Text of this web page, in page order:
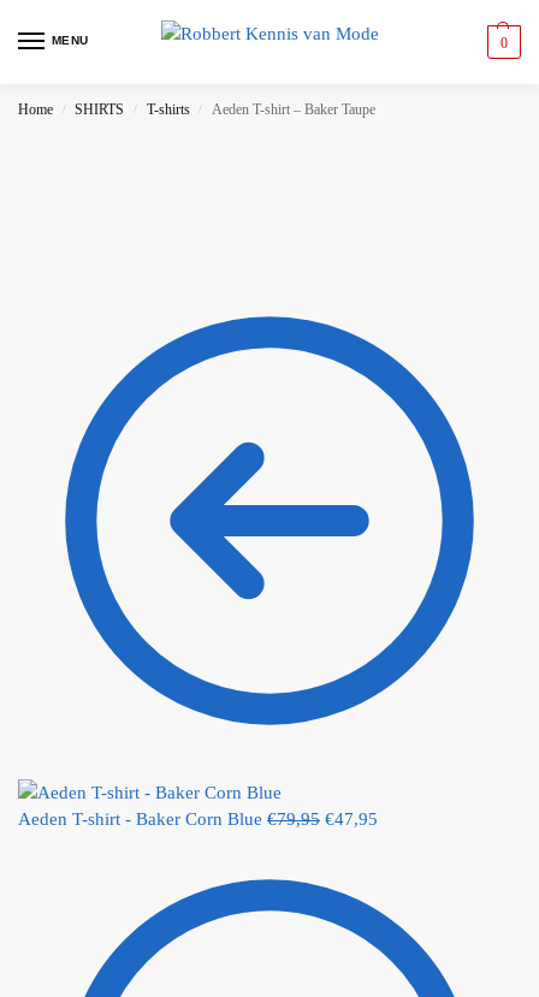
MENU 0
Home / SHIRTS / T-shirts / Aeden T-shirt – Baker Taupe
Aeden T-shirt - Baker Corn Blue €79,95 €47,95